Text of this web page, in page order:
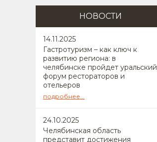
НОВОСТИ
14.11.2025
Гастротуризм – как ключ к
развитию региона: в
челябинске пройдет уральский
форум рестораторов и
отельеров
подробнее...
24.10.2025
Челябинская область
представит достижения